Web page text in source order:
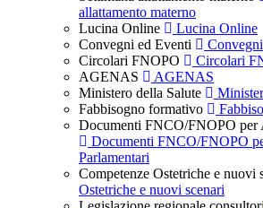
allattamento materno
Lucina Online
Lucina Online
Convegni ed Eventi
Circolari FNOPO
Circolari
AGENAS
AGENAS
Ministero della Salute
Fabbisogno formativo
Documenti FNCO/FNOPO per
Documenti FNCO/FNOPO
Parlamentari
Competenze Ostetriche e nuovi
Ostetriche e nuovi scenari